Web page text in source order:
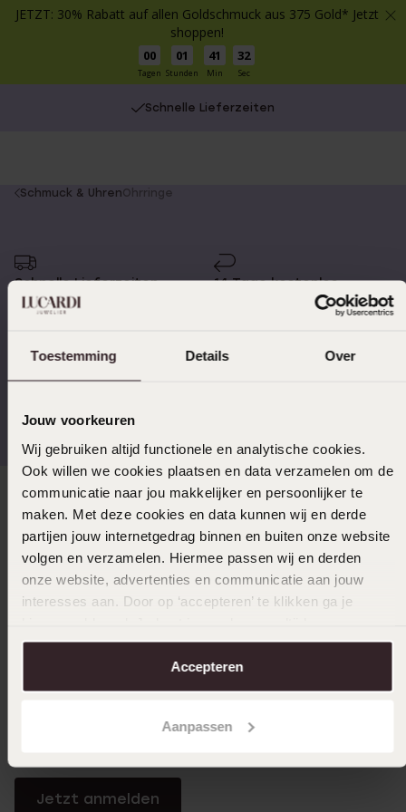
JETZT: 30% Rabatt auf allen Goldschmuck aus 375 Gold* Jetzt
shoppen!
00
Tagen
01
Stunden
41
Min
32
Sec
Toestemming Details Over
Jouw voorkeuren
Wij gebruiken altijd functionele en analytische cookies.
Ook willen we cookies plaatsen en data verzamelen om de
communicatie naar jou makkelijker en persoonlijker te
maken. Met deze cookies en data kunnen wij en derde
partijen jouw internetgedrag binnen en buiten onze website
volgen en verzamelen. Hiermee passen wij en derden
onze website, advertenties en communicatie aan jouw
interesses aan. Door op ‘accepteren’ te klikken ga je
aanpassen. Lees er meer over in onscookiebeleid.
Accepteren
Aanpassen
Schnelle Lieferzeiten
You
Schmuck & UhrenOhrringe
Schnelle Lieferzeiten
14 Tage kostenlos
€49
Direkt zu
Über Lucardi
LUCARDI MITGLIED
Werde Mitglied und erhalte immer mindestens 10%
Jetzt anmelden